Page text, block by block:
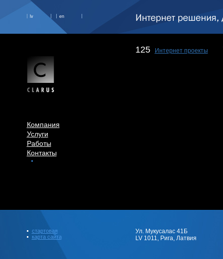
lv en
Компания
Услуги
Работы
Контакты
125 Интернет проекты
стартовая
карта сайта
Ул. Мукусалас 41Б
LV 1011, Рига, Латвия